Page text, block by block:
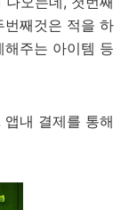
번째것은 적을 하
주는 아이템 등
내 결제를 통해